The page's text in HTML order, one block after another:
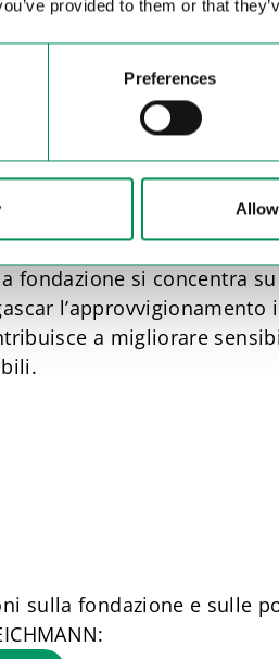
provided to them or that
Preferences
come i terremoti in
anche un aiuto diretto ed
essere al servizio
immediati in caso di
fondazione si concentra
a migliorare
sulla fondazione e sulle